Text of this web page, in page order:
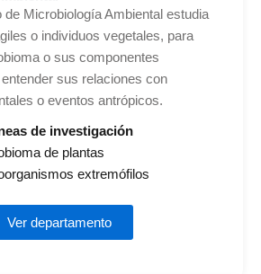
de Microbiología Ambiental estudia
o individuos vegetales, para
o sus componentes
sus relaciones con
o eventos antrópicos.
de investigación
de plantas
extremófilos
Ver departamento